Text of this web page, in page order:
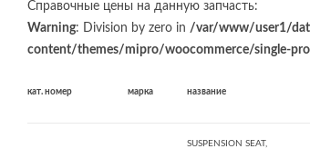
Справочные цены на данную запчасть:
Warning: Division by zero in /var/www/user1/
content/themes/mipro/woocommerce/single-
кат. номер марка название
SUSPENSION SEAT,